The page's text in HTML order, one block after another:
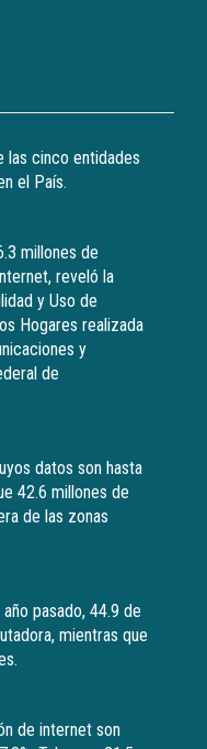
las cinco entidades
el País.
millones de
reveló la
y Uso de
Hogares realizada
y
de
datos son hasta
42.6 millones de
de las zonas
pasado, 44.9 de
mientras que
de internet son